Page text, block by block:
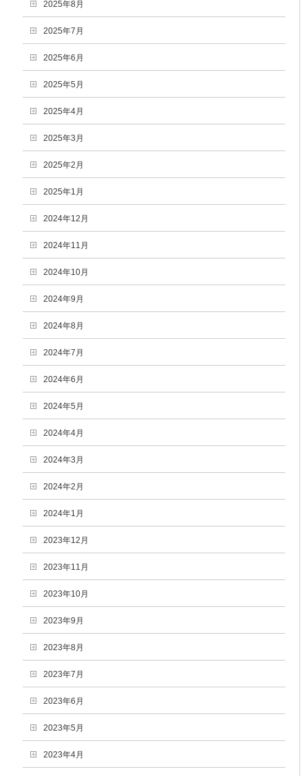
2025年8月
2025年7月
2025年6月
2025年5月
2025年4月
2025年3月
2025年2月
2025年1月
2024年12月
2024年11月
2024年10月
2024年9月
2024年8月
2024年7月
2024年6月
2024年5月
2024年4月
2024年3月
2024年2月
2024年1月
2023年12月
2023年11月
2023年10月
2023年9月
2023年8月
2023年7月
2023年6月
2023年5月
2023年4月